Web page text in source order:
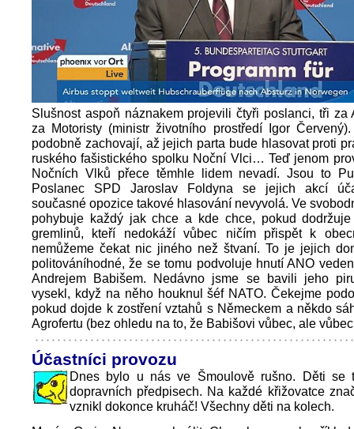
Slušnost aspoň náznakem projevili čtyři poslanci, tři za
za Motoristy (ministr životního prostředí Igor
podobně zachovají, až jejich parta bude hlasovat proti
ruského fašistického spolku Noční Vlci… Teď jenom
Nočních Vlků přece těmhle lidem nevadí. Jsou to
Poslanec SPD Jaroslav Foldyna se jejich akcí
současné opozice takové hlasování nevyvolá. Ve
pohybuje každý jak chce a kde chce, pokud
gremlinů, kteří nedokáží vůbec ničím přispět k
nemůžeme čekat nic jiného než štvaní. To je jejich
politováníhodné, že se tomu podvoluje hnutí ANO
Andrejem Babišem. Nedávno jsme se bavili jeho
vysekl, když na něho houknul šéf NATO. Čekejme
pokud dojde k zostření vztahů s Německem a někdo
Agrofertu (bez ohledu na to, že Babišovi vůbec, ale
Účastníci provozu
Dnes bylo u nás ve Šmoulově rušno. Děti se
dopravních předpisech. Na každé křižovatce
vznikl dokonce kruháč! Všechny děti na kolech.